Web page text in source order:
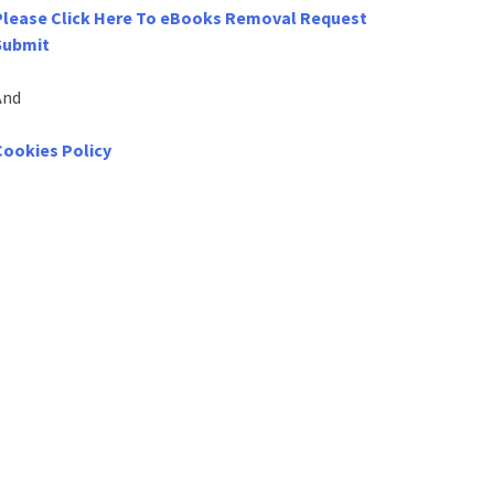
Click Here To eBooks Removal Request
Policy